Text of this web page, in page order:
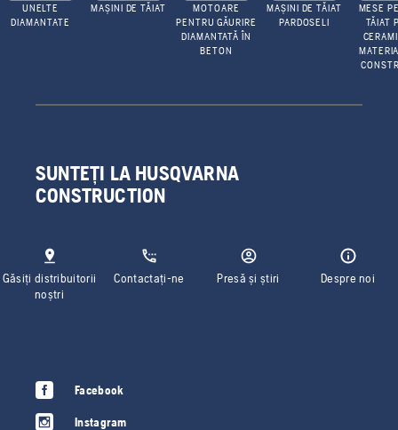
UNELTE
DIAMANTATE
MAȘINI DE TĂIAT
MOTOARE
PENTRU GĂURIRE
DIAMANTATĂ ÎN
BETON
MAȘINI DE TĂIAT
PARDOSELI
MESE
TĂIAT
SUNTEȚI LA HUSQVARNA
CONSTRUCTION
Găsiți distribuitorii
noștri
Contactați-ne Presă și știri Despre noi
Facebook
Instagram